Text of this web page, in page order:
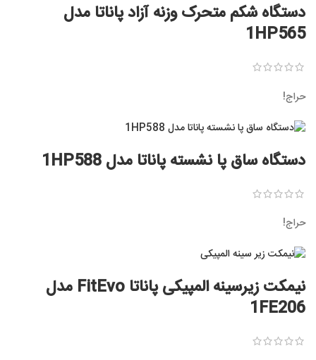
دستگاه شکم متحرک وزنه آزاد پاناتا مدل
1HP565
حراج!
دستگاه ساق پا نشسته پاناتا مدل 1HP588
حراج!
نیمکت زیرسینه المپیکی پاناتا FitEvo مدل
1FE206